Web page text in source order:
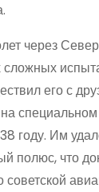
через
его с
году. Им
полюс, что
советской